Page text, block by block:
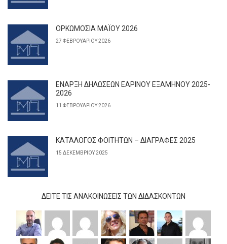
ΟΡΚΩΜΟΣΙΑ ΜΑΪΟΥ 2026
27 ΦΕΒΡΟΥΑΡΊΟΥ 2026
ΕΝΑΡΞΗ ΔΗΛΩΣΕΩΝ ΕΑΡΙΝΟΥ ΕΞΑΜΗΝΟΥ 2025-
2026
11 ΦΕΒΡΟΥΑΡΊΟΥ 2026
ΚΑΤΑΛΟΓΟΣ ΦΟΙΤΗΤΩΝ – ΔΙΑΓΡΑΦΕΣ 2025
15 ΔΕΚΕΜΒΡΊΟΥ 2025
ΔΕΊΤΕ ΤΙΣ ΑΝΑΚΟΙΝΏΣΕΙΣ ΤΩΝ ΔΙΔΆΣΚΟΝΤΩΝ